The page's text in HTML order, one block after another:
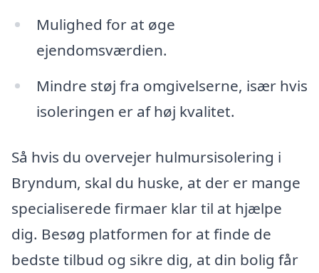
Mulighed for at øge
ejendomsværdien.
Mindre støj fra omgivelserne, især hvis
isoleringen er af høj kvalitet.
Så hvis du overvejer hulmursisolering i
Bryndum, skal du huske, at der er mange
specialiserede firmaer klar til at hjælpe
dig. Besøg platformen for at finde de
bedste tilbud og sikre dig, at din bolig får